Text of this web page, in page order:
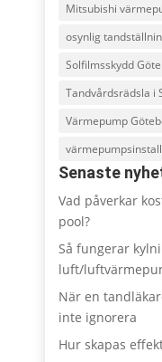
Mitsubishi
osynlig
Solfilmsskydd
Tandvårdsrädsla i
Värmepump
Senaste
Vad påverkar
pool?
Så fungerar
luft/
När en
inte ignorera
Hur skapas